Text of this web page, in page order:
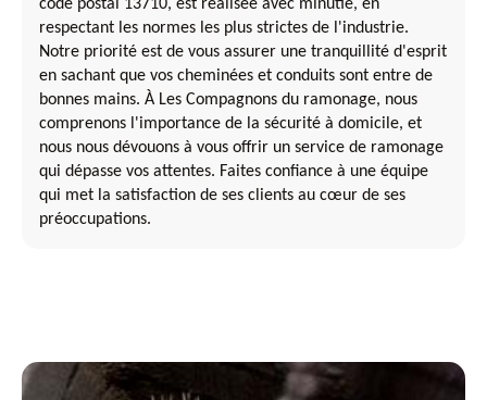
code postal 13710, est réalisée avec minutie, en
respectant les normes les plus strictes de l'industrie.
Notre priorité est de vous assurer une tranquillité d'esprit
en sachant que vos cheminées et conduits sont entre de
bonnes mains. À Les Compagnons du ramonage, nous
comprenons l'importance de la sécurité à domicile, et
nous nous dévouons à vous offrir un service de ramonage
qui dépasse vos attentes. Faites confiance à une équipe
qui met la satisfaction de ses clients au cœur de ses
préoccupations.